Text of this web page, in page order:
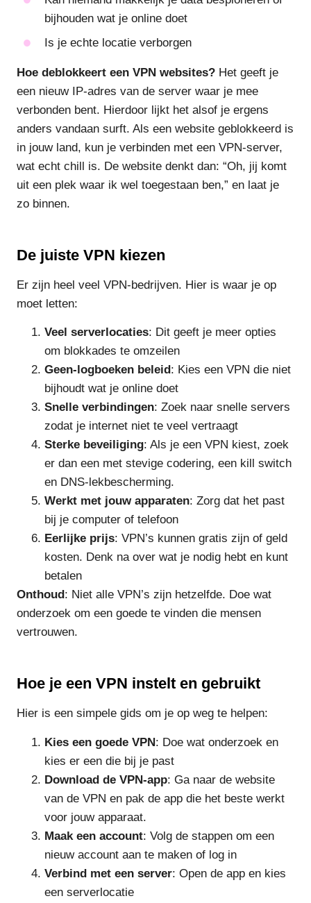
bijhouden wat je online doet
Is je echte locatie verborgen
Hoe deblokkeert een VPN websites? Het geeft je
een nieuw IP-adres van de server waar je mee
verbonden bent. Hierdoor lijkt het alsof je ergens
anders vandaan surft. Als een website geblokkeerd is
in jouw land, kun je verbinden met een VPN-server,
wat echt chill is. De website denkt dan: “Oh, jij komt
uit een plek waar ik wel toegestaan ben,” en laat je
zo binnen.
De juiste VPN kiezen
Er zijn heel veel VPN-bedrijven. Hier is waar je op
moet letten:
Veel serverlocaties: Dit geeft je meer opties
om blokkades te omzeilen
Geen-logboeken beleid : Kies een VPN die niet
bijhoudt wat je online doet
Snelle verbindingen: Zoek naar snelle servers
zodat je internet niet te veel vertraagt
Sterke beveiliging: Als je een VPN kiest, zoek
er dan een met stevige codering, een kill switch
en DNS-lekbescherming.
Werkt met jouw apparaten: Zorg dat het past
bij je computer of telefoon
Eerlijke prijs: VPN’s kunnen gratis zijn of geld
kosten. Denk na over wat je nodig hebt en kunt
betalen
Onthoud : Niet alle VPN’s zijn hetzelfde. Doe wat
onderzoek om een goede te vinden die mensen
vertrouwen.
Hoe je een VPN instelt en gebruikt
Hier is een simpele gids om je op weg te helpen:
Kies een goede VPN: Doe wat onderzoek en
kies er een die bij je past
Download de VPN-app: Ga naar de website
van de VPN en pak de app die het beste werkt
voor jouw apparaat.
Maak een account: Volg de stappen om een
nieuw account aan te maken of log in
Verbind met een server: Open de app en kies
een serverlocatie